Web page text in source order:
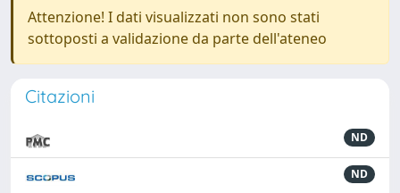
Attenzione! I dati visualizzati non sono stati
sottoposti a validazione da parte dell'ateneo
Citazioni
ND
ND